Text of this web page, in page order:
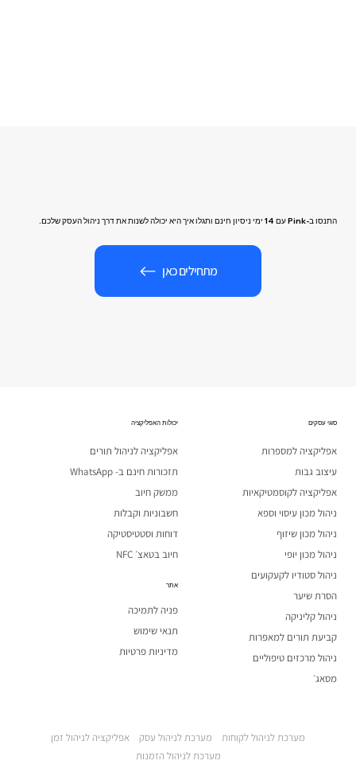
התנסו ב-Pink עם 14 ימי ניסיון חינם ותגלו איך היא יכולה לשנות את דרך ניהול העסק שלכם.
מתחילים כאן
אפליקציה למספרות
עיצוב גבות
אפליקציה לקוסמטיקאיות
ניהול מכון עיסוי וספא
ניהול מכון שיזוף
ניהול מכון יופי
סוגי עסקים
ניהול סטודיו לקעקועים
הסרת שיער
ניהול קליניקה
קביעת תורים למאפרות
ניהול מרכזים טיפוליים
מסאג׳
יכולות האפליקציה
אפליקציה לניהול תורים
תזכורות חינם ב- WhatsApp
ממשק חיוב
חשבוניות וקבלות
דוחות וסטטיסטיקה
חיוב בטאצ׳ NFC
אתר
פניה לתמיכה
תנאי שימוש
מדיניות פרטיות
מערכת לניהול לקוחות מערכת לניהול עסק
אפליקציה לניהול זמן
מערכת לניהול הזמנות